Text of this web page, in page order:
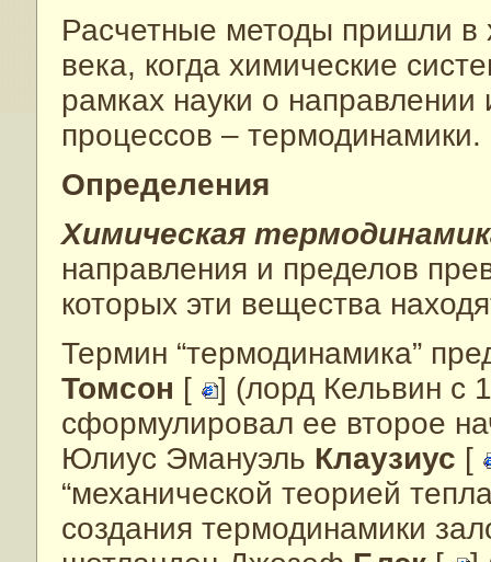
Расчетные методы пришли в
века, когда химические
рамках науки о
процессов – термодинамики.
Определения
Химическая
направления и пределов
которых эти вещества
Термин “термодинамика”
Томсон [
] (лорд Кельвин с
сформулировал ее второе
Юлиус Эмануэль Клаузиус [
“механической теорией
создания термодинамики